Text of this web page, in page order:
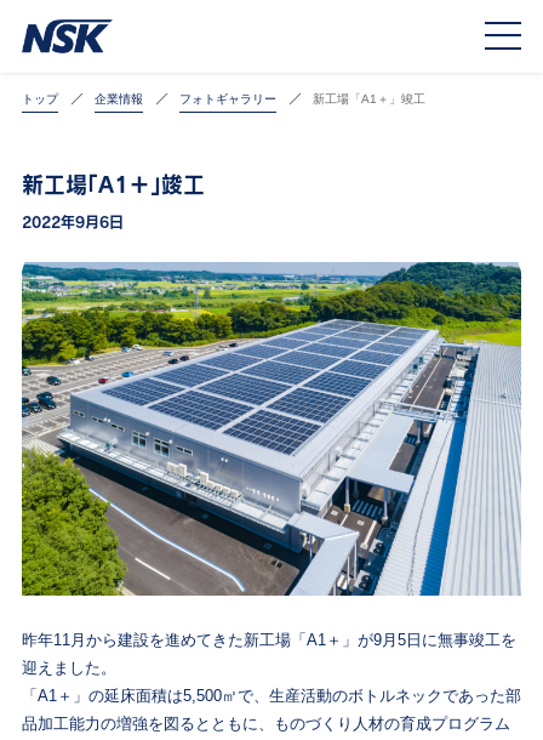
トップ 企業情報 フォトギャラリー 新工場「A1＋」竣工
新工場「A1＋」竣工
2022年9月6日
昨年11月から建設を進めてきた新工場「A1＋」が9月5日に無事竣工を
迎えました。
「A1＋」の延床面積は5,500㎡で、生産活動のボトルネックであった部
品加工能力の増強を図るとともに、ものづくり人材の育成プログラム